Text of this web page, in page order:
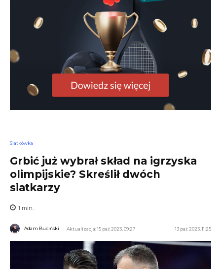
Siatkówka
Grbić już wybrał skład na igrzyska
olimpijskie? Skreślił dwóch
siatkarzy
1 min.
Adam Buciński Aktualizacja: 15 paź 2023, 09:27 13 paź 2023, 11:25